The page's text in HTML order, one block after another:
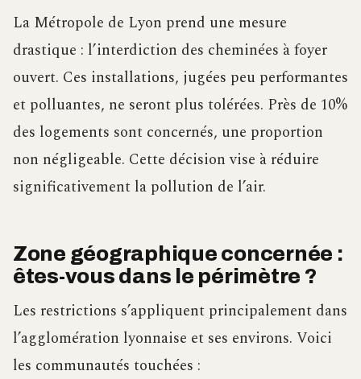
La Métropole de Lyon prend une mesure
drastique : l’interdiction des cheminées à foyer
ouvert. Ces installations, jugées peu performantes
et polluantes, ne seront plus tolérées. Près de 10%
des logements sont concernés, une proportion
non négligeable. Cette décision vise à réduire
significativement la pollution de l’air.
Zone géographique concernée :
êtes-vous dans le périmètre ?
Les restrictions s’appliquent principalement dans
l’agglomération lyonnaise et ses environs. Voici
les communautés touchées :